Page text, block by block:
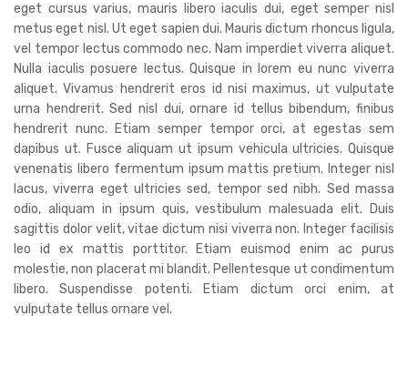
eget cursus varius, mauris libero iaculis dui, eget semper nisl
metus eget nisl. Ut eget sapien dui. Mauris dictum rhoncus ligula,
vel tempor lectus commodo nec. Nam imperdiet viverra aliquet.
Nulla iaculis posuere lectus. Quisque in lorem eu nunc viverra
aliquet. Vivamus hendrerit eros id nisi maximus, ut vulputate
urna hendrerit. Sed nisl dui, ornare id tellus bibendum, finibus
hendrerit nunc. Etiam semper tempor orci, at egestas sem
dapibus ut. Fusce aliquam ut ipsum vehicula ultricies. Quisque
venenatis libero fermentum ipsum mattis pretium. Integer nisl
lacus, viverra eget ultricies sed, tempor sed nibh. Sed massa
odio, aliquam in ipsum quis, vestibulum malesuada elit. Duis
sagittis dolor velit, vitae dictum nisi viverra non. Integer facilisis
leo id ex mattis porttitor. Etiam euismod enim ac purus
molestie, non placerat mi blandit. Pellentesque ut condimentum
libero. Suspendisse potenti. Etiam dictum orci enim, at
vulputate tellus ornare vel.